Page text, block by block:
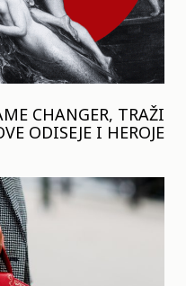
CHANGER, TRAŽI
ODISEJE I HEROJE